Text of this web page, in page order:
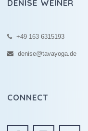
DENISE WEINER
+49 163 6315193
denise@tavayoga.de
CONNECT